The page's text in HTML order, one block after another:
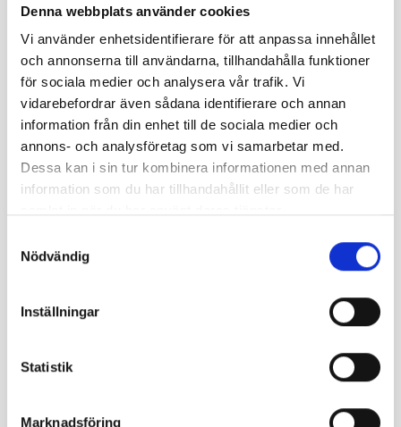
Denna webbplats använder cookies
Vi använder enhetsidentifierare för att anpassa innehållet
och annonserna till användarna, tillhandahålla funktioner
för sociala medier och analysera vår trafik. Vi
vidarebefordrar även sådana identifierare och annan
information från din enhet till de sociala medier och
annons- och analysföretag som vi samarbetar med.
Dessa kan i sin tur kombinera informationen med annan
information som du har tillhandahållit eller som de har
Nödvändig
Inställningar
Statistik
Marknadsföring
“Jag vill belysa tre saker som är av yttersta vikt vid
ett partnerskap för telefonilösningar och
telefonväxlar: det är närheten och tydligheten i
kommunikationen samt bredden i produkten. Allt
detta får jag med Wx3. Jag känner mig alltid trygg
med att jag vet vad jag kan erbjuda kunden vilket är
viktigt för mig i mitt arbete.”
Angående bredden i produkten så tydliggör Sören att
det är väldigt lätt att anpassa Wx3:s telefonväxel
telefonilösningar från större företag då det går
tekniskt och inte. Det är också bra med Wx3:s